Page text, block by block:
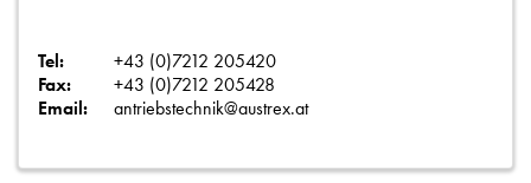
Tel:
+43 (0)7212 205420
Fax:
+43 (0)7212 205428
Email:
antriebstechnik@austrex.at